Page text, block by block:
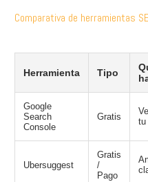
Comparativa de herramientas
Herramienta Tipo
Google
Search
Console
Gratis
tu
Ubersuggest
Gratis
/
Pago